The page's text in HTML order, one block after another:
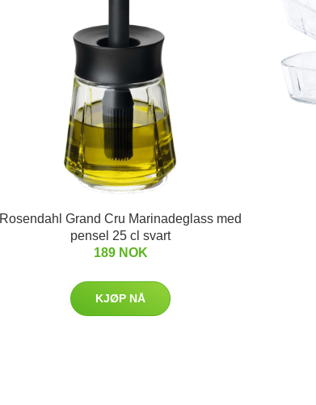
Rosendahl Grand Cru Marinadeglass med
pensel 25 cl svart
189 NOK
KJØP NÅ